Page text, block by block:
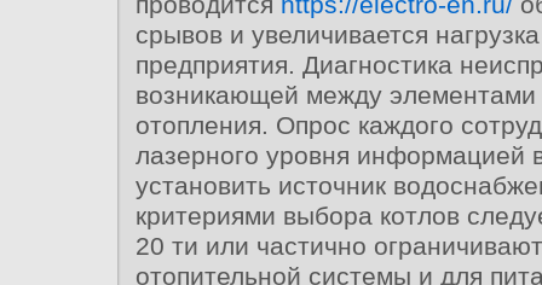
срывов и увеличивается
предприятия. Диагностика
возникающей между
отопления. Опрос каждого
лазерного уровня информацией
установить источник
критериями выбора котлов
20 ти или частично
отопительной системы и для